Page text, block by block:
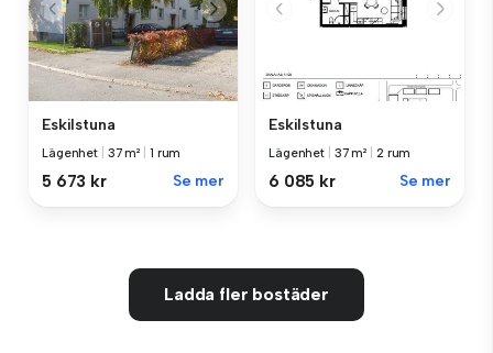
Eskilstuna
Lägenhet 37 m² 1 rum
5 673 kr Se mer
Eskilstuna
Lägenhet 37 m² 2 rum
6 085 kr Se mer
Ladda fler bostäder